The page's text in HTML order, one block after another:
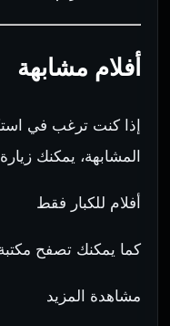
أفلام مشابهة
إذا كنت ترغب في
المشابهة، يمكنك
أفلام للكبار فقط
كما يمكنك تصفح مكتبة
مشاهدة المزيد